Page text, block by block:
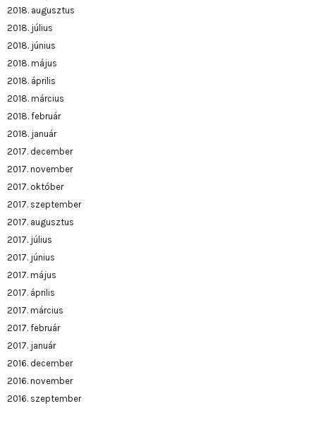
2018. augusztus
2018. július
2018. június
2018. május
2018. április
2018. március
2018. február
2018. január
2017. december
2017. november
2017. október
2017. szeptember
2017. augusztus
2017. július
2017. június
2017. május
2017. április
2017. március
2017. február
2017. január
2016. december
2016. november
2016. szeptember